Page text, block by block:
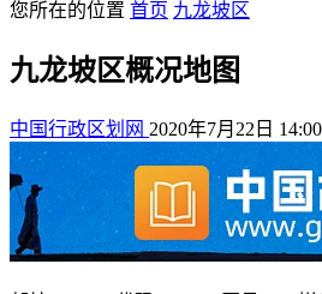
您所在的位置 首页 九龙坡区
九龙坡区概况地图
中国行政区划网 2020年7月22日 14:00